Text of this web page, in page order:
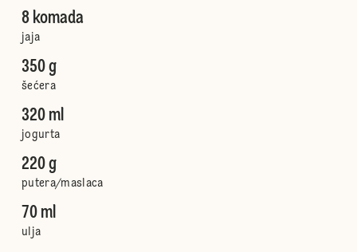
8 komada
jaja
350 g
šećera
320 ml
jogurta
220 g
putera/maslaca
70 ml
ulja